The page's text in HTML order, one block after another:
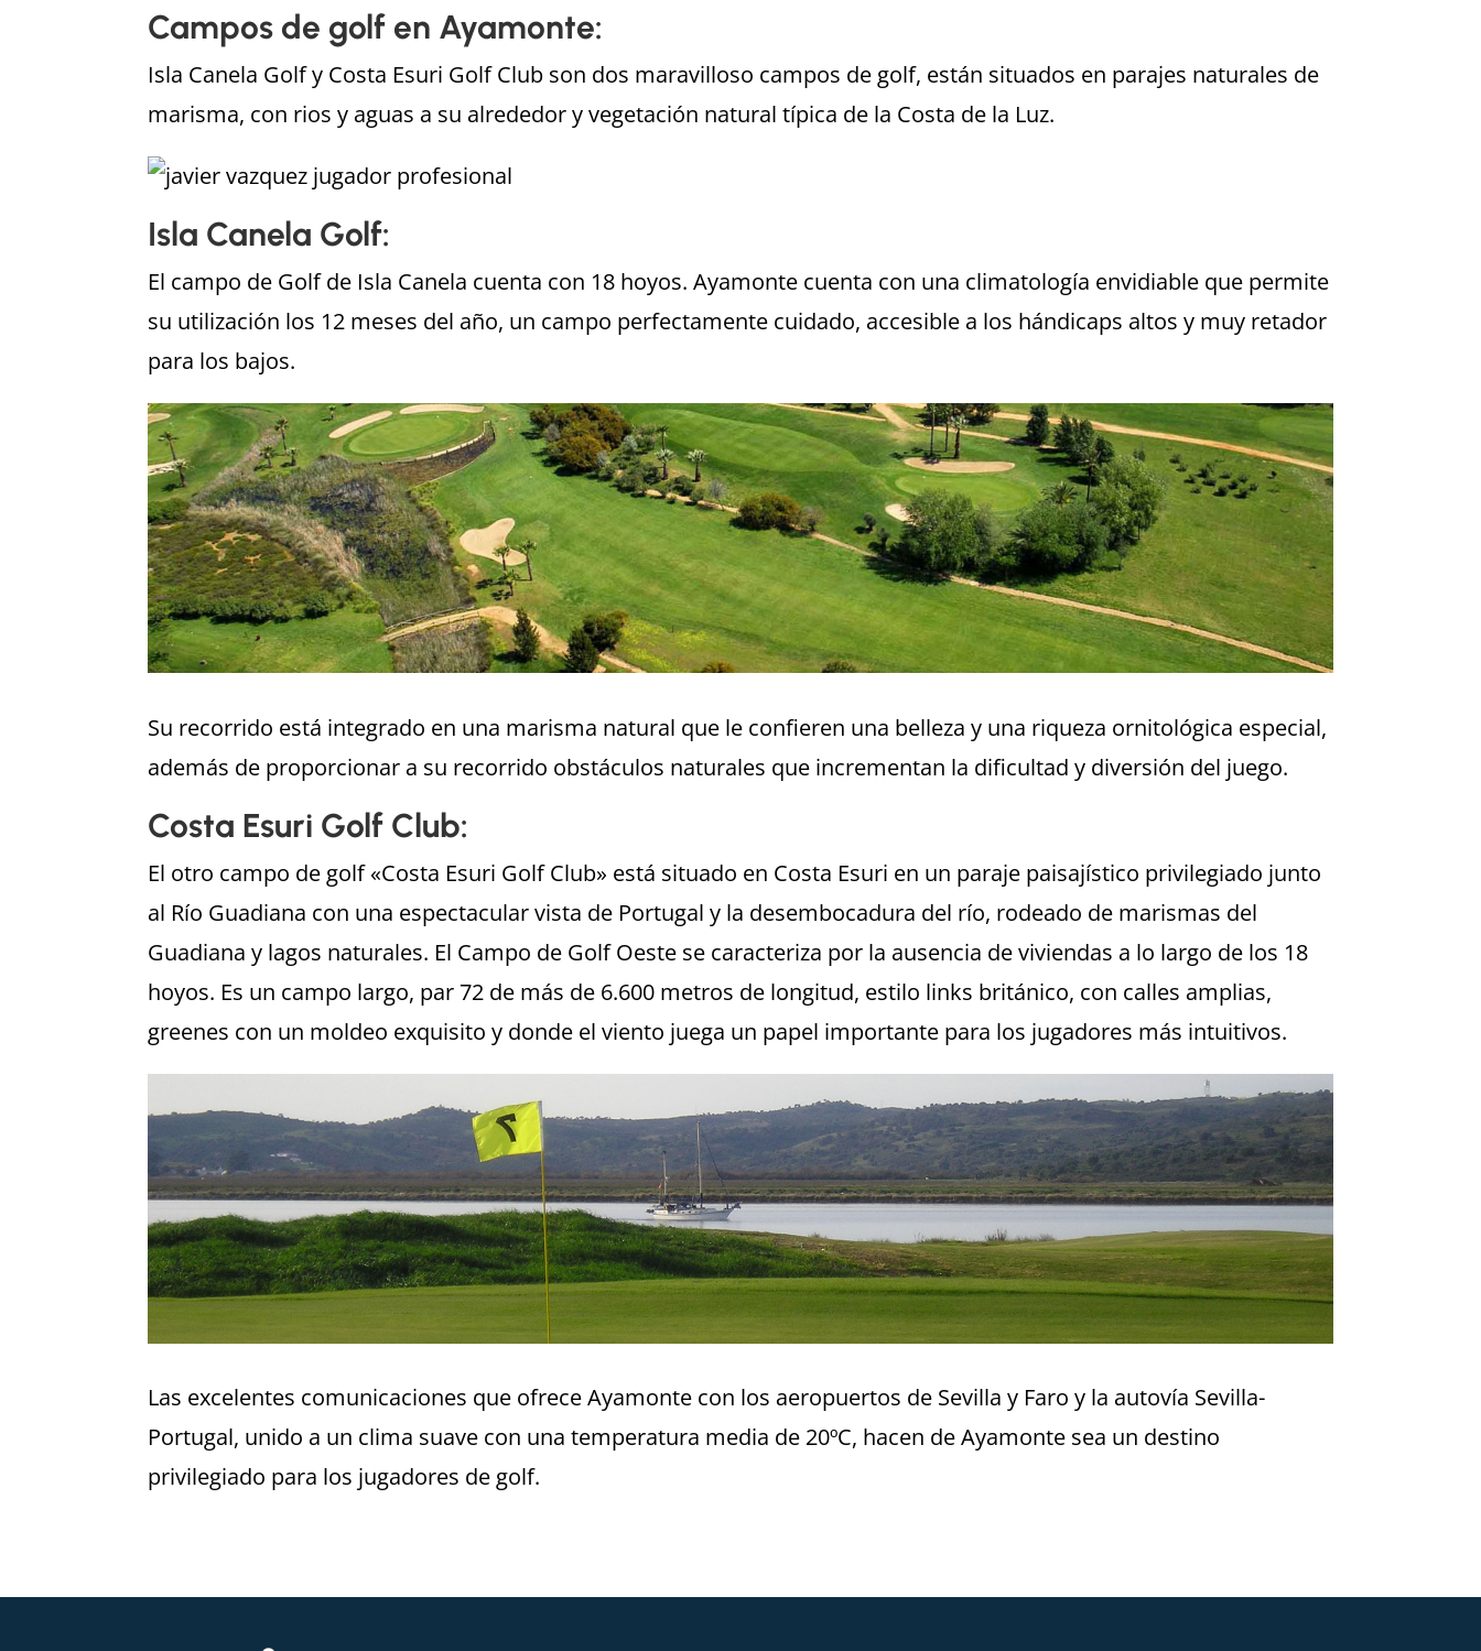
Campos de golf en Ayamonte:
Isla Canela Golf y Costa Esuri Golf Club son dos maravilloso campos de golf, están situados en parajes naturales de
marisma, con rios y aguas a su alrededor y vegetación natural típica de la Costa de la Luz.
Isla Canela Golf:
El campo de Golf de Isla Canela cuenta con 18 hoyos. Ayamonte cuenta con una climatología envidiable que permite
su utilización los 12 meses del año, un campo perfectamente cuidado, accesible a los hándicaps altos y muy retador
para los bajos.
Su recorrido está integrado en una marisma natural que le confieren una belleza y una riqueza ornitológica especial,
además de proporcionar a su recorrido obstáculos naturales que incrementan la dificultad y diversión del juego.
Costa Esuri Golf Club:
El otro campo de golf «Costa Esuri Golf Club» está situado en Costa Esuri en un paraje paisajístico privilegiado junto
al Río Guadiana con una espectacular vista de Portugal y la desembocadura del río, rodeado de marismas del
Guadiana y lagos naturales. El Campo de Golf Oeste se caracteriza por la ausencia de viviendas a lo largo de los 18
hoyos. Es un campo largo, par 72 de más de 6.600 metros de longitud, estilo links británico, con calles amplias,
greenes con un moldeo exquisito y donde el viento juega un papel importante para los jugadores más intuitivos.
Las excelentes comunicaciones que ofrece Ayamonte con los aeropuertos de Sevilla y Faro y la autovía Sevilla-
Portugal, unido a un clima suave con una temperatura media de 20ºC, hacen de Ayamonte sea un destino
privilegiado para los jugadores de golf.